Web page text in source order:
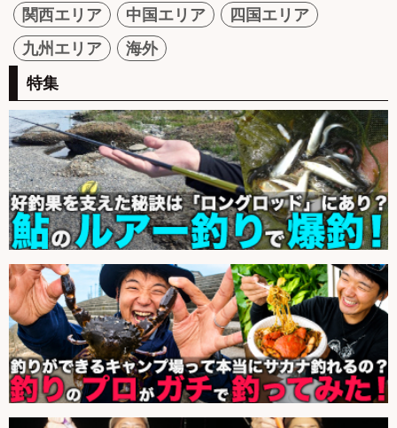
関西エリア
中国エリア
四国エリア
九州エリア
海外
特集